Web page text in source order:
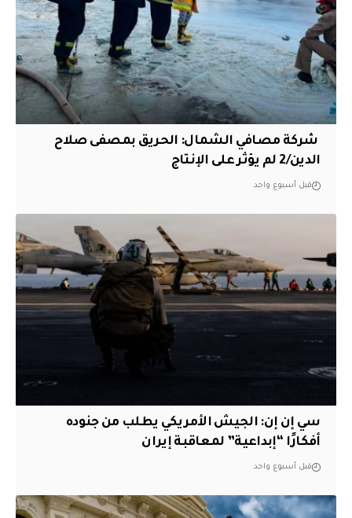
‏ شركة مصافي الشمال: الحريق بمصفى صلاح
الدين/2 لم يؤثر على الإنتاج
قبل أسبوع واحد
سي إن إن: الجيش الأمريكي يطلب من جنوده
أفكارًا “إبداعية” لمعاقبة إيران
قبل أسبوع واحد